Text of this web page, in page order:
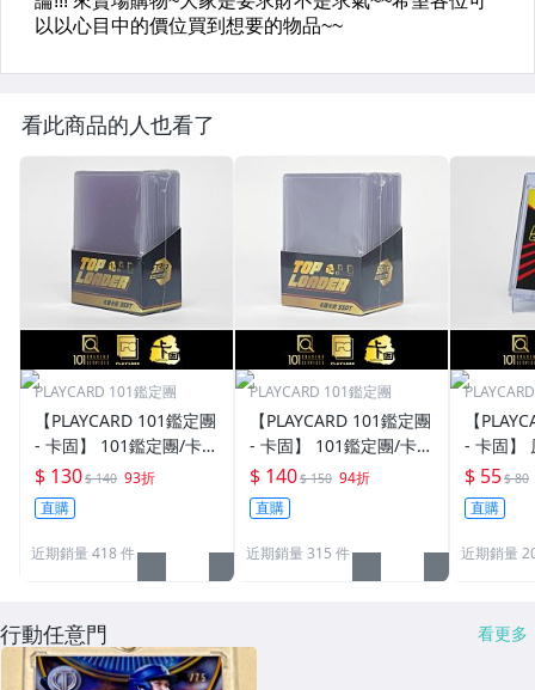
看此商品的人也看了
PLAYCARD 101鑑定團
【PLAYCARD 101鑑定團
- 卡固】 101鑑定團/卡固
原廠原裝 一般卡夾 / 塑
膠殼 尺寸：35pt
$ 130$ 140 93折
直購
近期銷量 418 件
PLAYCARD 101鑑定團
【PLAYCARD 101鑑定團
- 卡固】 101鑑定團/卡固
原廠原裝 一般卡夾 / 塑
膠殼 尺寸：55pt
$ 140$ 150 94折
直購
近期銷量 315 件
【
- 卡固】
卡夾 /
pt /
$ 55$ 80
直購
近期銷量
行動任意門 看更多